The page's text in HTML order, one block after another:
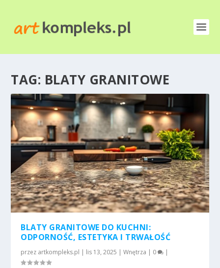
TAG: BLATY GRANITOWE
BLATY GRANITOWE DO KUCHNI:
ODPORNOŚĆ, ESTETYKA I TRWAŁOŚĆ
przez artkompleks.pl | lis 13, 2025 |Wnętrza | 0 |